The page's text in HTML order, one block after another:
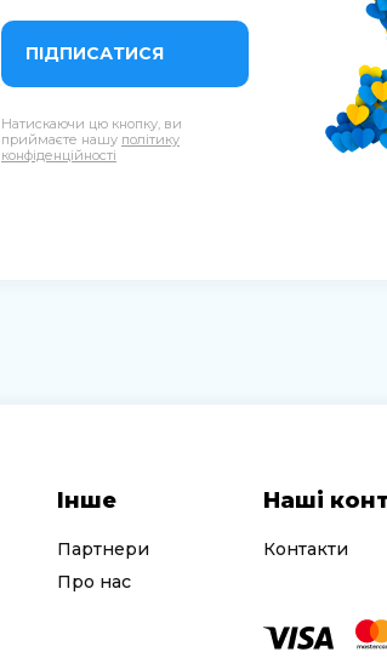
ПІДПИСАТИСЯ
Натискаючи цю кнопку, ви
приймаєте нашу політику
конфіденційності
Інше
Партнери
Про нас
Наші
Контакти